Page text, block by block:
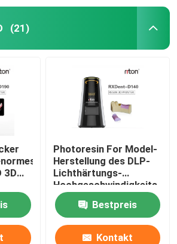
(21)
3D
Photoresin For Model-
Herstellung des DLP-
Lichthärtungs-
Hochgeschwindigkeits-
Drucker-3d
Bestpreis
Kontakt